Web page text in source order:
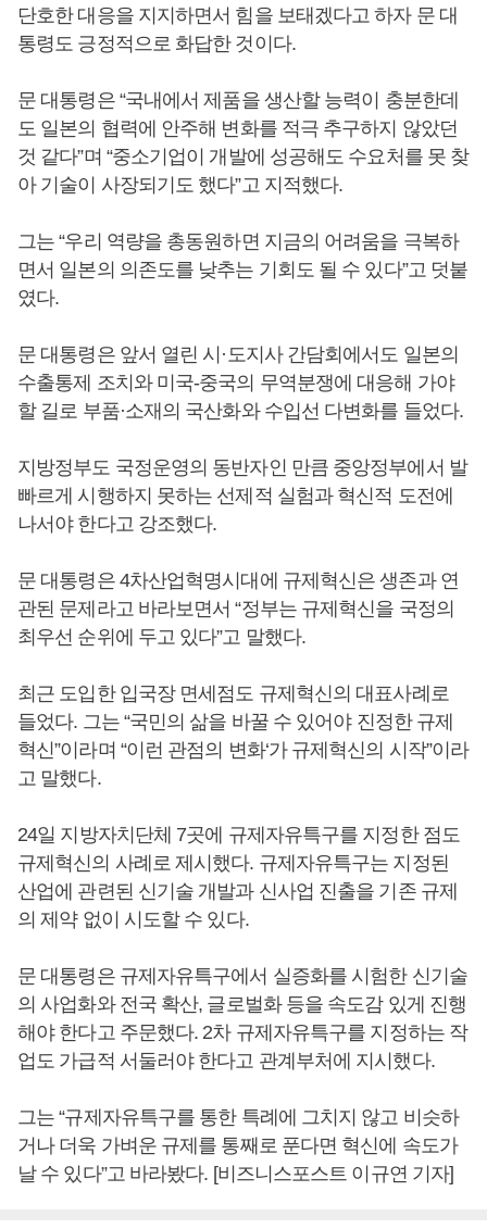
단호한 대응을 지지하면서 힘을 보태겠다고 하자 문 대
통령도 긍정적으로 화답한 것이다.
문 대통령은 “국내에서 제품을 생산할 능력이 충분한데
도 일본의 협력에 안주해 변화를 적극 추구하지 않았던
것 같다”며 “중소기업이 개발에 성공해도 수요처를 못 찾
아 기술이 사장되기도 했다”고 지적했다.
그는 “우리 역량을 총동원하면 지금의 어려움을 극복하
면서 일본의 의존도를 낮추는 기회도 될 수 있다”고 덧붙
였다.
문 대통령은 앞서 열린 시·도지사 간담회에서도 일본의
수출통제 조치와 미국-중국의 무역분쟁에 대응해 가야
할 길로 부품·소재의 국산화와 수입선 다변화를 들었다.
지방정부도 국정운영의 동반자인 만큼 중앙정부에서 발
빠르게 시행하지 못하는 선제적 실험과 혁신적 도전에
나서야 한다고 강조했다.
문 대통령은 4차산업혁명시대에 규제혁신은 생존과 연
관된 문제라고 바라보면서 “정부는 규제혁신을 국정의
최우선 순위에 두고 있다”고 말했다.
최근 도입한 입국장 면세점도 규제혁신의 대표사례로
들었다. 그는 “국민의 삶을 바꿀 수 있어야 진정한 규제
혁신”이라며 “이런 관점의 변화‘가 규제혁신의 시작”이라
고 말했다.
24일 지방자치단체 7곳에 규제자유특구를 지정한 점도
규제혁신의 사례로 제시했다. 규제자유특구는 지정된
산업에 관련된 신기술 개발과 신사업 진출을 기존 규제
의 제약 없이 시도할 수 있다.
문 대통령은 규제자유특구에서 실증화를 시험한 신기술
의 사업화와 전국 확산, 글로벌화 등을 속도감 있게 진행
해야 한다고 주문했다. 2차 규제자유특구를 지정하는 작
업도 가급적 서둘러야 한다고 관계부처에 지시했다.
그는 “규제자유특구를 통한 특례에 그치지 않고 비슷하
거나 더욱 가벼운 규제를 통째로 푼다면 혁신에 속도가
날 수 있다”고 바라봤다. [비즈니스포스트 이규연 기자]